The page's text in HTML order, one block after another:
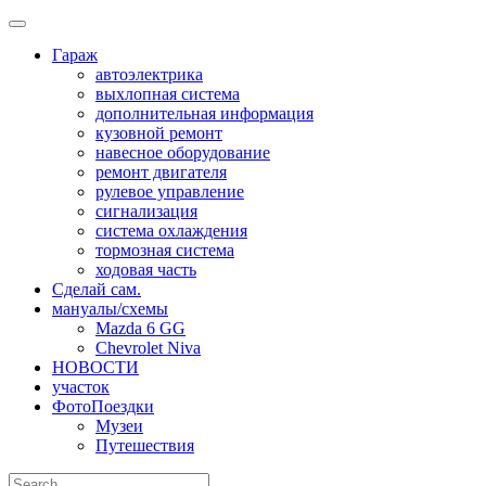
Skip
contentГараж
автоэлектрика
выхлопная система
дополнительная информация
кузовной ремонт
навесное оборудование
ремонт двигателя
рулевое управление
сигнализация
система охлаждения
тормозная система
ходовая часть
Сделай сам.
мануалы/схемы
Mazda 6 GG
Chevrolet Niva
НОВОСТИ
участок
ФотоПоездки
Музеи
Путешествия
Search